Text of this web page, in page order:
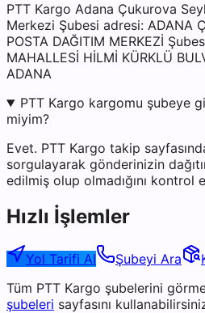
PTT Kargo Adana Çukurova
Merkezi Şubesi adresi: ADANA
POSTA DAĞITIM MERKEZİ
MAHALLESİ HİLMİ KÜRKLÜ
ADANA
PTT Kargo kargomu şubeye
miyim?
Evet. PTT Kargo takip
sorgulayarak gönderinizin
edilmiş olup olmadığını kontrol
Hızlı İşlemler
Yol Tarifi Al Şubeyi Ara
Tüm PTT Kargo şubelerini
şubeleri sayfasını